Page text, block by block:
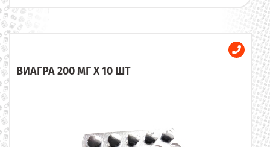
ВИАГРА 200 МГ X 10 ШТ